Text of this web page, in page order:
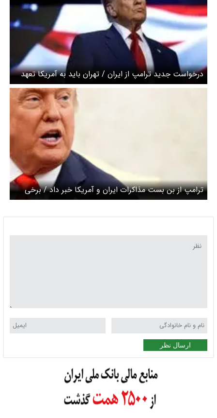
درخواست جدید ترامپ از ایران / تهران باید به آمریکا تعهد
کتبی دهد
ترامپ از بن بست مذاکرات ایران و آمریکا خبر داد / برخی
تضمین‌های کتبی درباره پذیرش مجموعه‌ای از شروط مرتبط با
ارسال نظر